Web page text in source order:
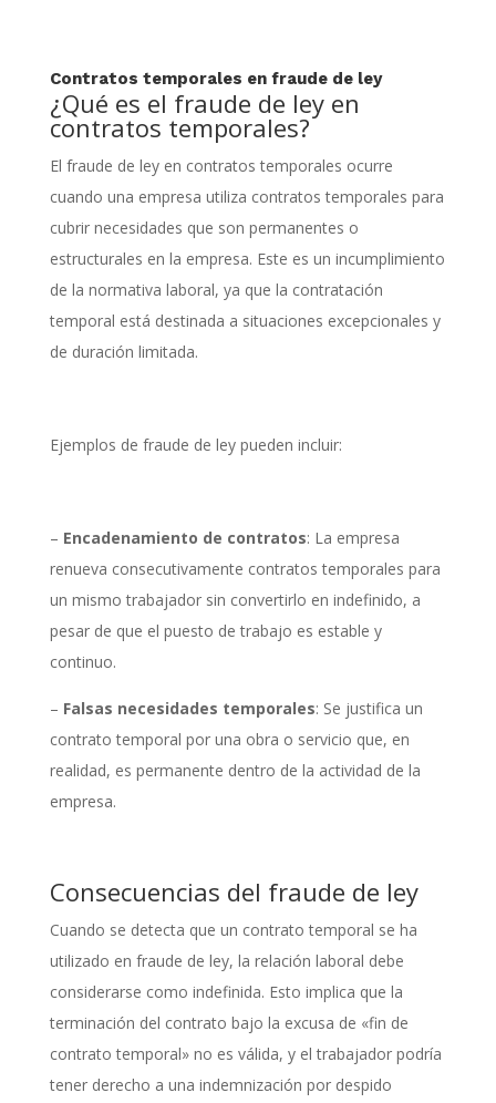
Contratos temporales en fraude de ley
¿Qué es el fraude de ley en
contratos temporales?
El fraude de ley en contratos temporales ocurre
cuando una empresa utiliza contratos temporales para
cubrir necesidades que son permanentes o
estructurales en la empresa. Este es un incumplimiento
de la normativa laboral, ya que la contratación
temporal está destinada a situaciones excepcionales y
de duración limitada.
Ejemplos de fraude de ley pueden incluir:
– Encadenamiento de contratos: La empresa
renueva consecutivamente contratos temporales para
un mismo trabajador sin convertirlo en indefinido, a
pesar de que el puesto de trabajo es estable y
continuo.
– Falsas necesidades temporales: Se justifica un
contrato temporal por una obra o servicio que, en
realidad, es permanente dentro de la actividad de la
empresa.
Consecuencias del fraude de ley
Cuando se detecta que un contrato temporal se ha
utilizado en fraude de ley, la relación laboral debe
considerarse como indefinida. Esto implica que la
terminación del contrato bajo la excusa de «fin de
contrato temporal» no es válida, y el trabajador podría
tener derecho a una indemnización por despido